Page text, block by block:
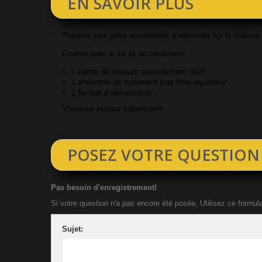
Potence inox porte accessoires à reprendre sur le châssis
Fournie avec le kit de raccordement:
1 vanne de coupure raccordement G1/2
1 ensemble de traitement d’air filtre régulateur
1 flexible d’alimentation
Visseuse vendue séparément.
POSEZ VOTRE QUESTION
Pas besoin d'enregistrement!
Si votre question n'a pas encore été posée, Utilisez ce
Sujet: